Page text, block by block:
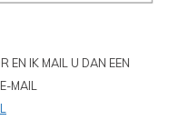
EN IK MAIL U DAN EEN
MAIL